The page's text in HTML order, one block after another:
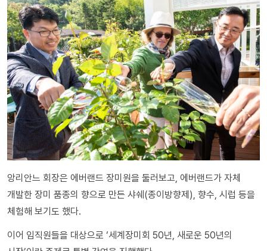
앙리안느 회장은 에버랜드 장미원을 둘러보고, 에버랜드가 자체
개발한 장미 품종의 향으로 만든 샤쉐(종이방향제), 향수, 시럽 등을
체험해 보기도 했다.
이어 임직원들을 대상으로 ‘세계장미회 50년, 새로운 50년의